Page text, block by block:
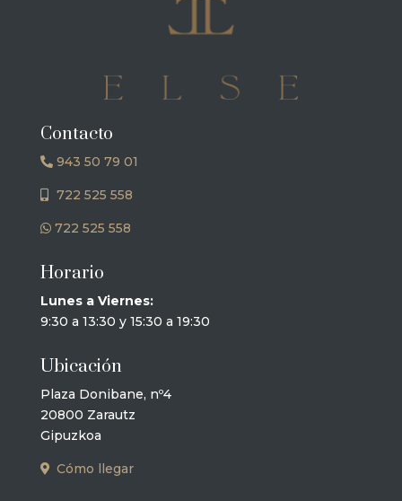
Contacto
943 50 79 01
722 525 558
722 525 558
Horario
Lunes a Viernes:
9:30 a 13:30 y 15:30 a 19:30
Ubicación
Plaza Donibane, nº4
20800 Zarautz
Gipuzkoa
Cómo llegar